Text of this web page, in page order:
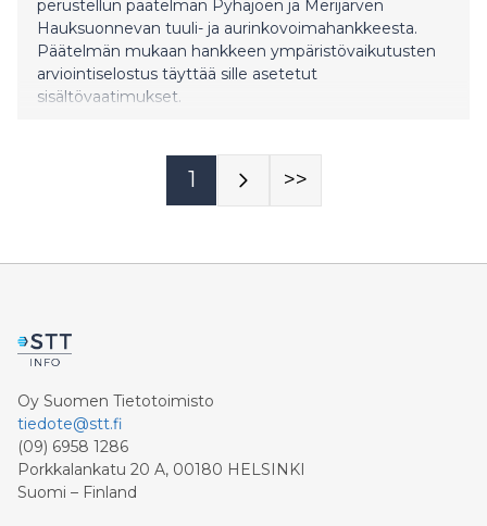
perustellun päätelmän Pyhäjoen ja Merijärven
Hauksuonnevan tuuli- ja aurinkovoimahankkeesta.
Päätelmän mukaan hankkeen ympäristövaikutusten
arviointiselostus täyttää sille asetetut
sisältövaatimukset.
1 >>
Oy Suomen Tietotoimisto
tiedote@stt.fi
(09) 6958 1286
Porkkalankatu 20 A, 00180 HELSINKI
Suomi – Finland